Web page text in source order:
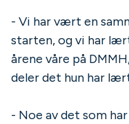
- Vi har vært en
starten, og vi har
årene våre på
deler det hun har
- Noe av det som